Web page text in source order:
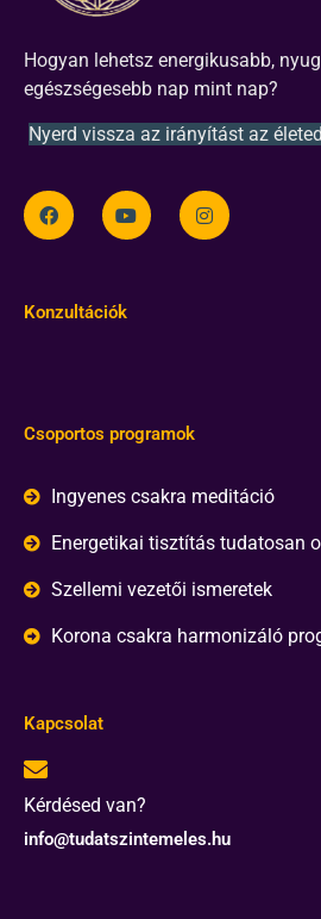
Hogyan lehetsz energikusabb,
egészségesebb nap mint nap?
Nyerd vissza az irányítást az
Konzultációk
Csoportos programok
Ingyenes csakra meditáció
Energetikai tisztítás tudatosan
Szellemi vezetői ismeretek
Korona csakra harmonizáló
Kapcsolat
Kérdésed van?
info@tudatszintemeles.hu